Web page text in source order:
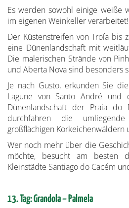
Es werden sowohl einige weiße
im eigenen Weinkeller verarbeitet!
Der Küstenstreifen von Troía bis
eine Dünenlandschaft mit
Die malerischen Strände von
und Aberta Nova sind besonders
Je nach Gusto, erkunden Sie
Lagune von Santo André und
Dünenlandschaft der Praia
durchfahren die
großflächigen Korkeichenwäldern
Wer noch mehr über die
möchte, besucht am besten
Kleinstädte Santiago do Cacém
13. Tag: Grandola – Palmela